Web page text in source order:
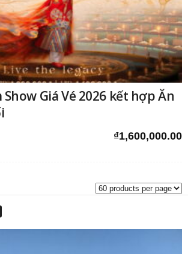
Giá Vé 2026 kết hợp Ăn
₫1,600,000.00